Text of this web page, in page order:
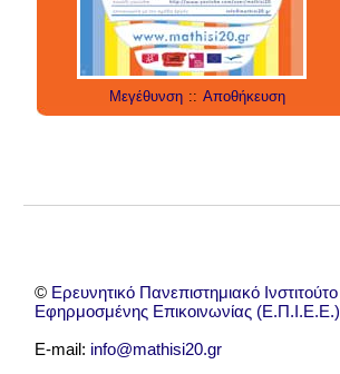
Μεγέθυνση :: Αποθήκευση
© Ερευνητικό Πανεπιστημιακό Ινστιτούτο
Εφηρμοσμένης Επικοινωνίας (Ε.Π.Ι.Ε.Ε.)
E-mail: info@mathisi20.gr